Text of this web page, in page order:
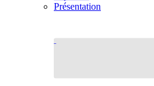
Présentation